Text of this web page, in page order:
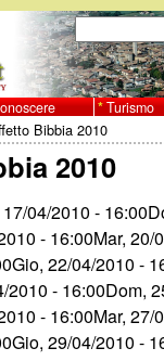
F
o
r
m
d
i
r
i
C
e
r
c
a
Turismo
Bibbia 2010
2010
04/2010 - 16:00
- 16:00Mar, 20/
Gio, 22/04/2010 -
2010 - 16:00Dom,
- 16:00Mar, 27/
Gio, 29/04/2010 -